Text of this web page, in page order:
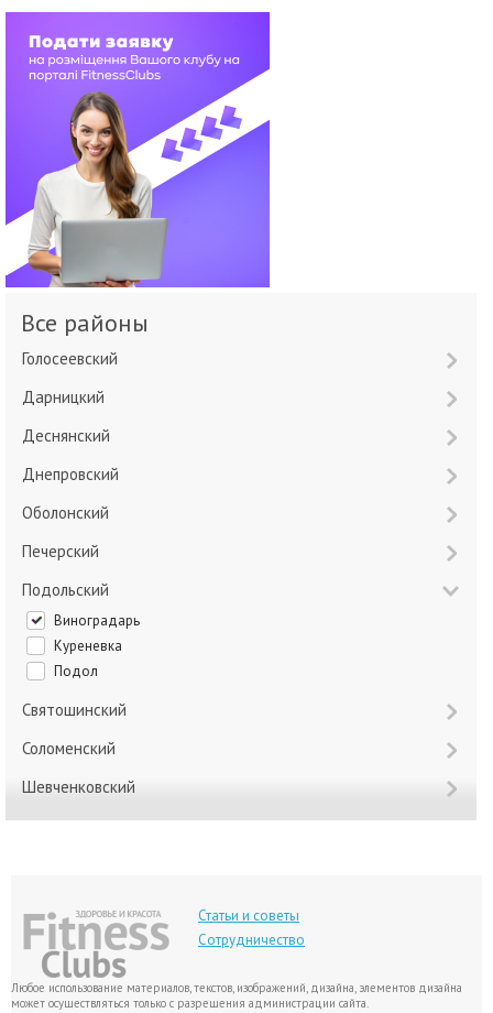
Все районы
Голосеевский
Дарницкий
Деснянский
Днепровский
Оболонский
Печерский
Подольский
Виноградарь
Куреневка
Подол
Святошинский
Соломенский
Шевченковский
Статьи и советы
Сотрудничество
Любое использование материалов, текстов, изображений, дизайна, элементов дизайна
может осуществляться только с разрешения администрации сайта.